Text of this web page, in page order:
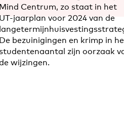
Mind Centrum, zo staat in het
UT-jaarplan voor 2024 van de
De bezuinigingen en krimp in
studentenaantal zijn oorzaak
wijzingen.